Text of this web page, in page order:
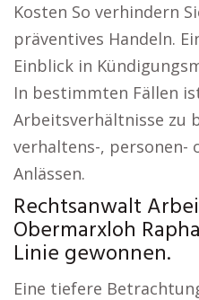
Kosten So verhindern
präventives Handeln.
Einblick in
In bestimmten Fällen
Arbeitsverhältnisse zu
verhaltens-,
Anlässen.
Rechtsanwalt
Obermarxloh
Linie gewonnen.
Eine tiefere